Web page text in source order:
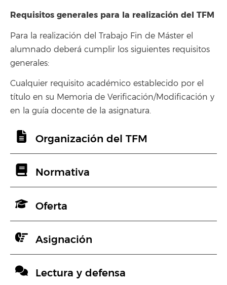
Requisitos generales para la realización del TFM
Para la realización del Trabajo Fin de Máster el
alumnado deberá cumplir los siguientes requisitos
generales:
Cualquier requisito académico establecido por el
título en su Memoria de Verificación/Modificación y
en la guía docente de la asignatura.
Organización del TFM
Normativa
Oferta
Asignación
Lectura y defensa